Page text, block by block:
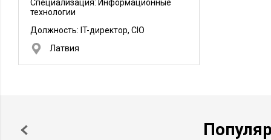
Специализация: Информационные
технологии
Должность: IT-директор, CIO
Латвия